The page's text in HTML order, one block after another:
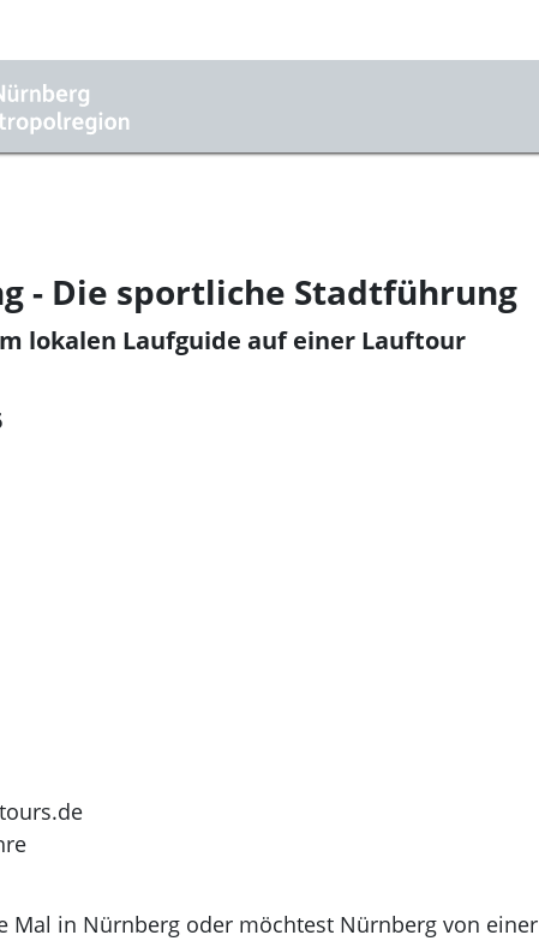
- Die sportliche Stadtführung
lokalen Laufguide auf einer Lauftour
Mal in Nürnberg oder möchtest Nürnberg von einer